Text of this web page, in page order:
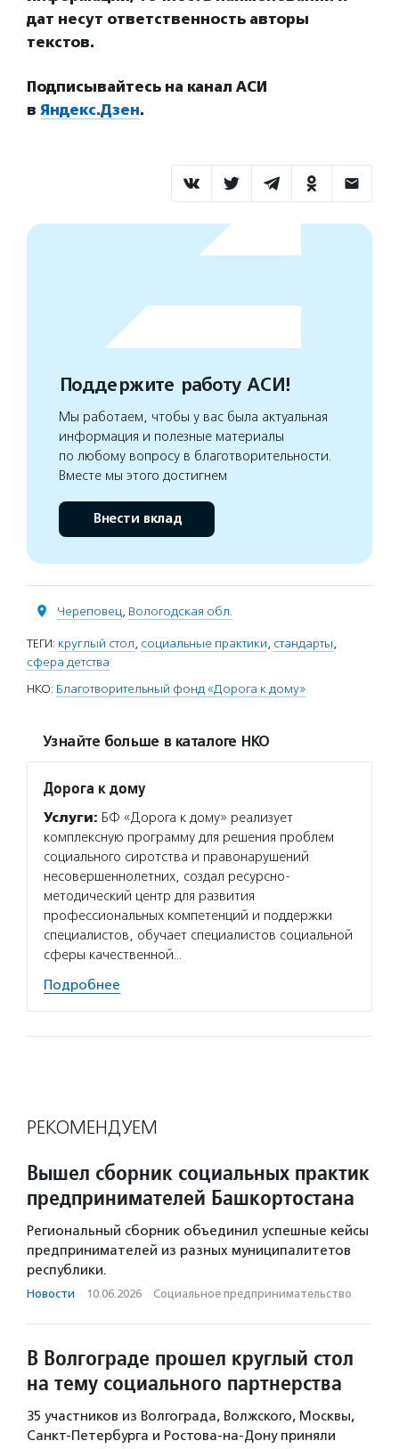
дат несут ответственность авторы
текстов.
Подписывайтесь на канал АСИ
в Яндекс.Дзен.
Поддержите работу АСИ!
Мы работаем, чтобы у вас была актуальная
информация и полезные материалы
по любому вопросу в благотворительности.
Вместе мы этого достигнем
Внести вклад
Череповец, Вологодская обл.
ТЕГИ: круглый стол, социальные практики, стандарты,
сфера детства
НКО: Благотворительный фонд «Дорога к дому»
Узнайте больше в каталоге НКО
Дорога к дому
Услуги: БФ «Дорога к дому» реализует
комплексную программу для решения проблем
социального сиротства и правонарушений
несовершеннолетних, создал ресурсно-
методический центр для развития
профессиональных компетенций и поддержки
специалистов, обучает специалистов социальной
сферы качественной…
Подробнее
РЕКОМЕНДУЕМ
Вышел сборник социальных практик
предпринимателей Башкортостана
Региональный сборник объединил успешные кейсы
предпринимателей из разных муниципалитетов
республики.
Новости · 10.06.2026 · Социальное предпри­нима­тель­ство
В Волгограде прошел круглый стол
на тему социального партнерства
35 участников из Волгограда, Волжского, Москвы,
Санкт-Петербурга и Ростова-на-Дону приняли